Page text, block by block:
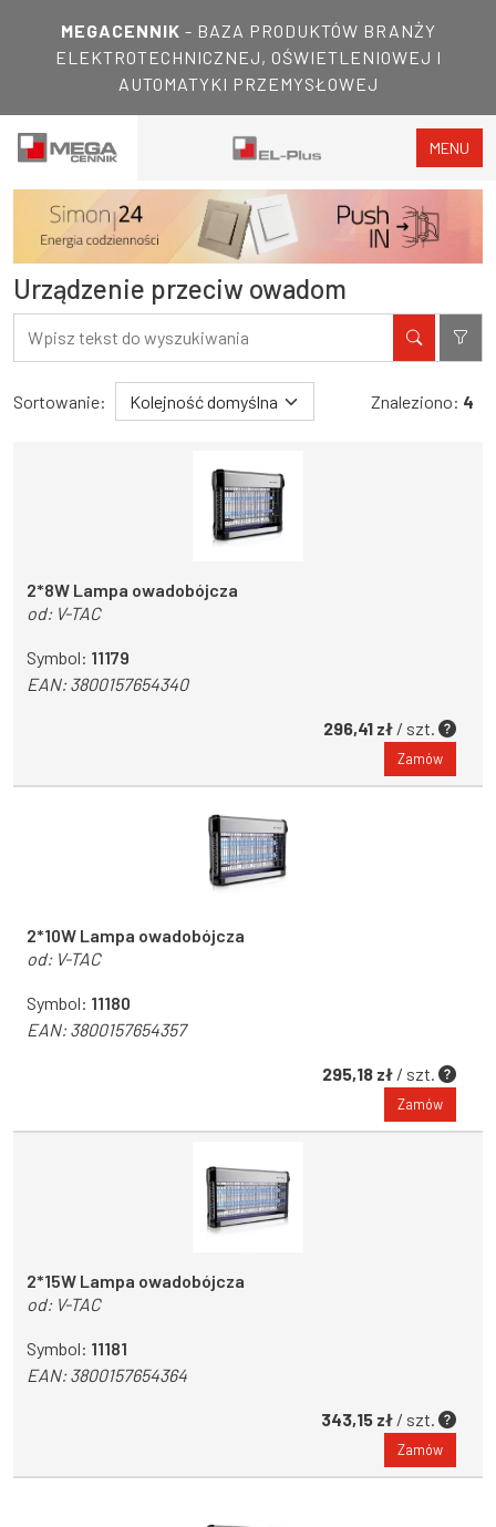
MEGACENNIK - BAZA PRODUKTÓW BRANŻY
ELEKTROTECHNICZNEJ, OŚWIETLENIOWEJ I
AUTOMATYKI PRZEMYSŁOWEJ
MENU
Urządzenie przeciw owadom
Filtry
Wyniki wyszukiwania
Sortowanie: Znaleziono: 4
2*8W Lampa owadobójcza
od: V-TAC
Symbol: 11179
EAN:3800157654340
296,41 zł / szt.
Zamów
2*10W Lampa owadobójcza
od: V-TAC
Symbol: 11180
EAN:3800157654357
295,18 zł / szt.
Zamów
2*15W Lampa owadobójcza
od: V-TAC
Symbol: 11181
EAN:3800157654364
343,15 zł / szt.
Zamów